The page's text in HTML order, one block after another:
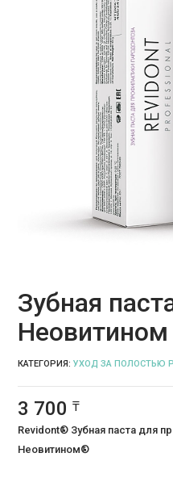
Зубная
Неовитином
3 700₸
Revidont® Зубная паста для
Неовитином®
КАТЕГОРИЯ:УХОД ЗА ПОЛОСТЬЮ